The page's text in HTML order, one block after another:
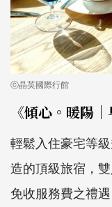
ⓒ晶英國際行館
《傾心。暖陽
輕鬆入住豪宅等
造的頂級旅宿，
免收服務費之禮